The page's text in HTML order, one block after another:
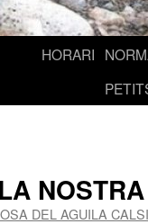
HORARI
DEL AGUILA